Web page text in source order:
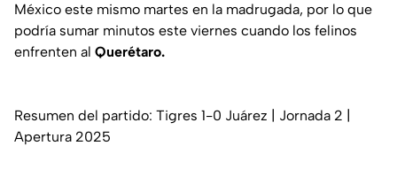
México este mismo martes en la madrugada, por lo que
podría sumar minutos este viernes cuando los felinos
enfrenten al Querétaro.
Resumen del partido: Tigres 1-0 Juárez | Jornada 2 |
Apertura 2025